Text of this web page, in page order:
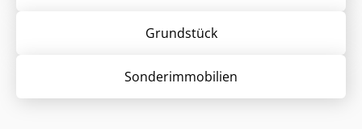
Grund­stück
Sonder­immobilien